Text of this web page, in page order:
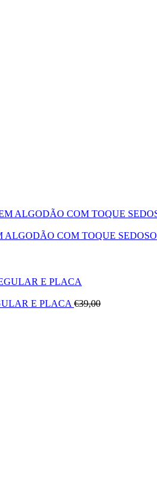
COM TOQUE SEDOSO
E PLACA€39,00